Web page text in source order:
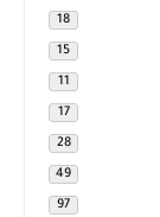
18
15
11
17
28
49
97